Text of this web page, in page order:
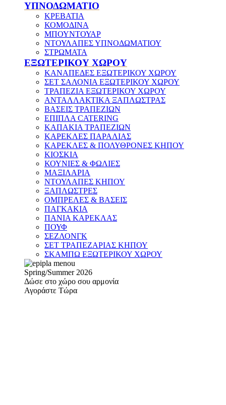
ΥΠΝΟΔΩΜΑΤΙΟ
ΚΡΕΒΑΤΙΑ
ΚΟΜΟΔΙΝΑ
ΜΠΟΥΝΤΟΥΑΡ
ΝΤΟΥΛΑΠΕΣ ΥΠΝΟΔΩΜΑΤΙΟΥ
ΣΤΡΩΜΑΤΑ
ΕΞΩΤΕΡΙΚΟΥ ΧΩΡΟΥ
ΚΑΝΑΠΕΔΕΣ ΕΞΩΤΕΡΙΚΟΥ ΧΩΡΟΥ
ΣΕΤ ΣΑΛΟΝΙΑ ΕΞΩΤΕΡΙΚΟΥ ΧΩΡΟΥ
ΤΡΑΠΕΖΙΑ ΕΞΩΤΕΡΙΚΟΥ ΧΩΡΟΥ
ΑΝΤΑΛΛΑΚΤΙΚΑ ΞΑΠΛΩΣΤΡΑΣ
ΒΑΣΕΙΣ ΤΡΑΠΕΖΙΩΝ
ΕΠΙΠΛΑ CATERING
ΚΑΠΑΚΙΑ ΤΡΑΠΕΖΙΩΝ
ΚΑΡΕΚΛΕΣ ΠΑΡΑΛΙΑΣ
ΚΑΡΕΚΛΕΣ & ΠΟΛΥΘΡΟΝΕΣ ΚΗΠΟΥ
ΚΙΟΣΚΙΑ
ΚΟΥΝΙΕΣ & ΦΩΛΙΕΣ
ΜΑΞΙΛΑΡΙΑ
ΝΤΟΥΛΑΠΕΣ ΚΗΠΟΥ
ΞΑΠΛΩΣΤΡΕΣ
ΟΜΠΡΕΛΕΣ & ΒΑΣΕΙΣ
ΠΑΓΚΑΚΙΑ
ΠΑΝΙΑ ΚΑΡΕΚΛΑΣ
ΠΟΥΦ
ΣΕΖΛΟΝΓΚ
ΣΕΤ ΤΡΑΠΕΖΑΡΙΑΣ ΚΗΠΟΥ
ΣΚΑΜΠΩ ΕΞΩΤΕΡΙΚΟΥ ΧΩΡΟΥ
Spring/Summer 2026
Δώσε στο χώρο σου αρμονία
Αγοράστε Τώρα